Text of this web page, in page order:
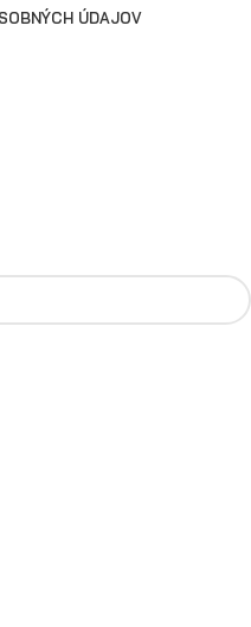
ÚDAJOV